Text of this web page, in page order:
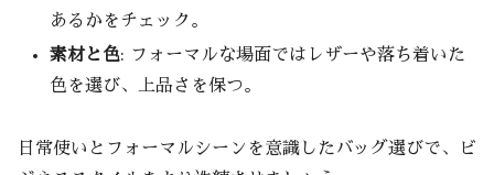
あるかをチェック。
素材と色: フォーマルな場面ではレザーや落ち着いた
色を選び、上品さを保つ。
日常使いとフォーマルシーンを意識したバッグ選びで、ビ